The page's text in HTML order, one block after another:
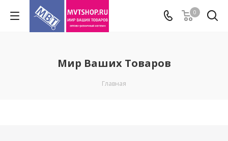
0
Мир Ваших Товаров
Главная